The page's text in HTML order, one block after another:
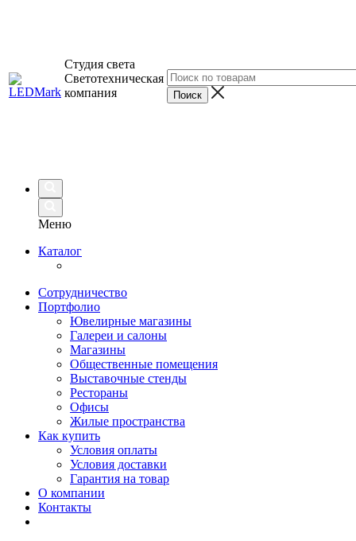
Студия света
Светотехническая
компания
Меню
Каталог
Сотрудничество
Портфолио
Ювелирные магазины
Галереи и салоны
Магазины
Общественные помещения
Выставочные стенды
Рестораны
Офисы
Жилые пространства
Как купить
Условия оплаты
Условия доставки
Гарантия на товар
О компании
Контакты